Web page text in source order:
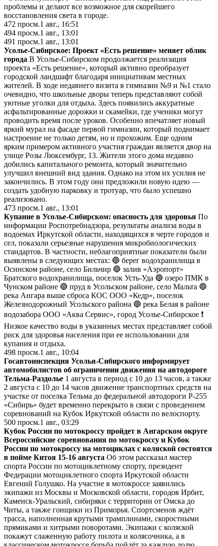
проблемы и делают все возможное для скорейшего
восстановления света в городе.
472 просм.1 авг., 16:51
494 просм.1 авг., 13:01
491 просм.1 авг., 13:01
Усолье-Сибирское: Проект «Есть решение» меняет облик
города В Усолье-Сибирском продолжается реализация
проекта «Есть решение», который активно преобразует
городской ландшафт благодаря инициативам местных
жителей. В ходе недавнего визита в гимназии №9 и №1 стало
очевидно, что школьные дворы теперь представляют собой
уютные уголки для отдыха. Здесь появились аккуратные
асфальтированные дорожки и скамейки, где ученики могут
проводить время после уроков. Особенно впечатляет новый
яркий мурал на фасаде первой гимназии, который поднимает
настроение не только детям, но и прохожим. Еще одним
ярким примером активного участия граждан является двор на
улице Розы Люксембург, 13. Жители этого дома недавно
добились капитального ремонта, который значительно
улучшил внешний вид здания. Однако на этом их усилия не
закончились. В этом году они предложили новую идею —
создать удобную парковку и тротуар, что было успешно
реализовано.
473 просм.1 авг., 13:01
Купание в Усолье-Сибирском: опасность для здоровья По
информации Роспотребнадзора, результаты анализа воды в
водоемах Иркутской области, находящихся в черте городов и
сел, показали серьезные нарушения микробиологических
стандартов. В частности, неблагоприятные показатели были
выявлены в следующих местах: 🔵 берег водохранилища в
Осинском районе, село Бильчир 🔵 залив «Аэропорт»
Братского водохранилища, поселок Усть-Уда 🔵 озеро ПМК в
Чунском районе 🔵 пруд в Усольском районе, село Мальта 🔵
река Ангара выше сброса КОС ООО «Кедр», поселок
Железнодорожный Усольского района 🔵 река Белая в районе
водозабора ООО «Аква Сервис», город Усолье-Сибирское ❗️
Низкое качество воды в указанных местах представляет собой
риск для здоровья населения при ее использовании для
купания и отдыха.
498 просм.1 авг., 10:04
Госавтоинспекция Усолья-Сибирского информирует
автомобилистов об ограничении движения на автодороге
Тельма-Раздолье 1 августа в период с 10 до 13 часов, а также
2 августа с 10 до 14 часов движение транспортных средств на
участке от поселка Тельма до федеральной автодороги Р-255
«Сибирь» будет временно перекрыто в связи с проведением
соревнований на Кубок Иркутской области по велоспорту.
500 просм.1 авг., 03:29
Кубок России по мотокроссу пройдет в Ангарском округе
Всероссийские соревнования по мотокроссу и Кубок
России по мотокроссу на мотоциклах с коляской состоятся
в пойме Китоя 15-16 августа Об этом рассказал мастер
спорта России по мотоциклетному спорту, президент
Федерации мотоциклетного спорта Иркутской области
Евгений Голушко. На участие в мотокроссе заявились
экипажи из Москвы и Московской области, городов Ирбит,
Каменск-Уральский, сибиряки с территории от Омска до
Читы, а также гонщики из Приморья. Спортсменов ждёт
трасса, наполненная крутыми трамплинами, скоростными
прямиками и хитрыми поворотами. Экипажи с коляской
покажут слаженную работу пилота и колясочника, а в